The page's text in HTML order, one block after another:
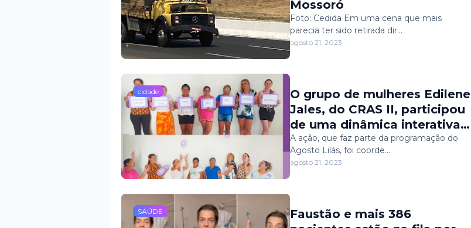
Mossoró
Foto: Cedida Em uma cena que mais
parecia ter sido retirada dir…
agosto 21, 2023
cidade
O grupo de mulheres Edilene
Jales, do CRAS II, participou
de uma dinâmica interativa
com o tema: Violência
contra a mulher é crime,
você não esta sozinha, na
A ação, que faz parte da programação do
Agosto Lilás, foi coorde…
agosto 21, 2023
SAÚDE
Faustão e mais 386